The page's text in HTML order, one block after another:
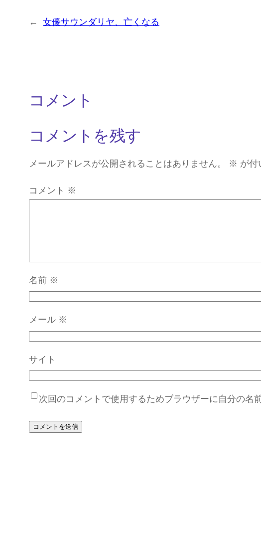
← 女優サウンダリヤ、亡くなる
コメント
コメントを残す
メールアドレスが公開されることはありません。 ※ が付
コメント ※
名前 ※
メール ※
サイト
次回のコメントで使用するためブラウザーに自分の名